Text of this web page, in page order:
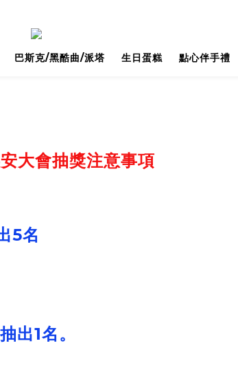
巴斯克/黑酷曲/派塔 生日蛋糕 點心伴手禮
大會抽獎注意事項
5名
1名。